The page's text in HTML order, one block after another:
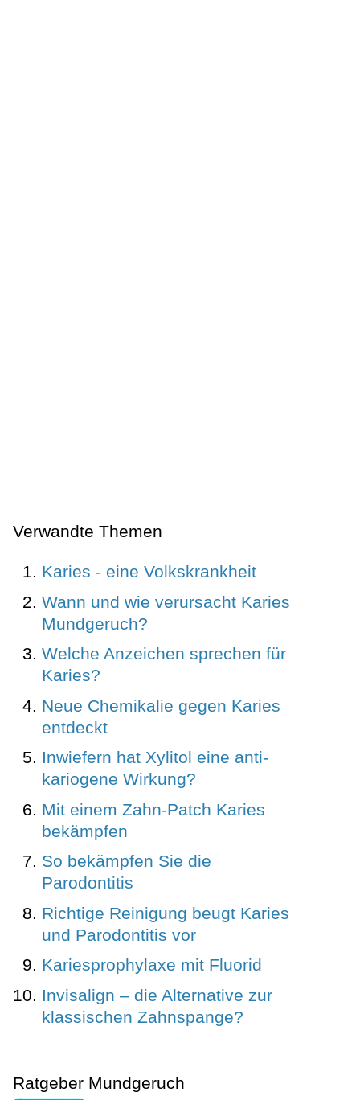
Verwandte Themen
Karies - eine Volkskrankheit
Wann und wie verursacht Karies
Mundgeruch?
Welche Anzeichen sprechen für
Karies?
Neue Chemikalie gegen Karies
entdeckt
Inwiefern hat Xylitol eine anti-
kariogene Wirkung?
Mit einem Zahn-Patch Karies
bekämpfen
So bekämpfen Sie die
Parodontitis
Richtige Reinigung beugt Karies
und Parodontitis vor
Kariesprophylaxe mit Fluorid
Invisalign – die Alternative zur
klassischen Zahnspange?
Ratgeber Mundgeruch